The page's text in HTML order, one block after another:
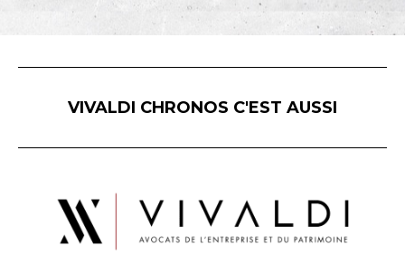
VIVALDI CHRONOS C'EST AUSSI